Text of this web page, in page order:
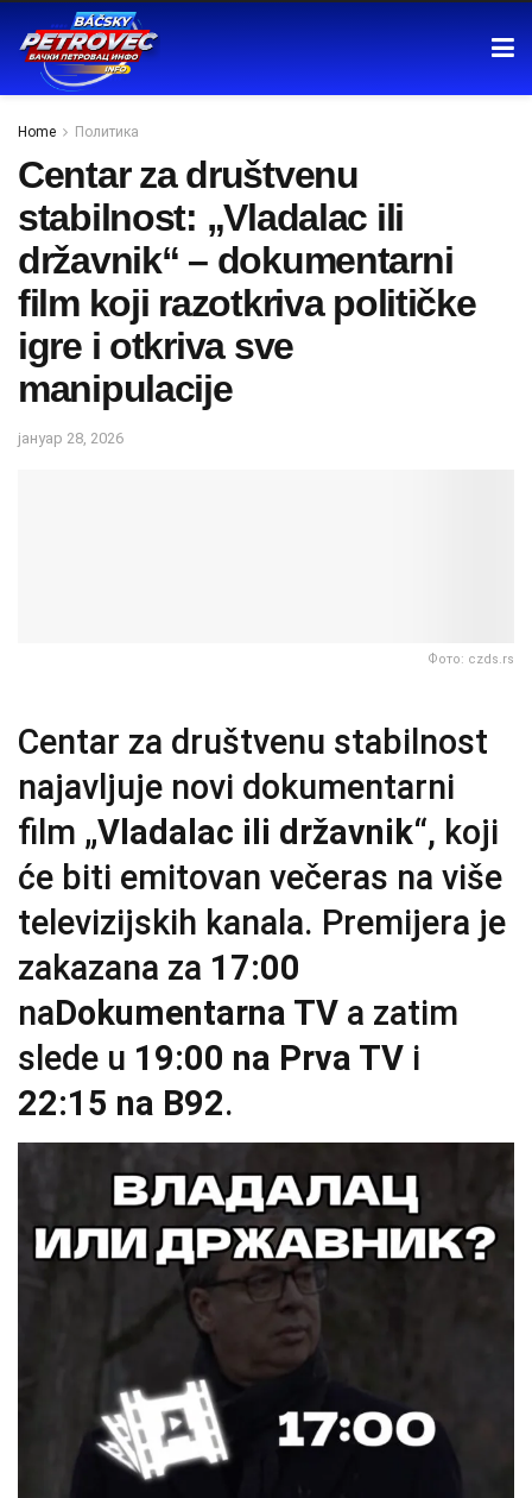
Home Политика
Centar za društvenu
stabilnost: „Vladalac ili
državnik“ – dokumentarni
film koji razotkriva političke
igre i otkriva sve
manipulacije
јануар 28, 2026
Фото: czds.rs
Centar za društvenu stabilnost
najavljuje novi dokumentarni
film „Vladalac ili državnik“, koji
će biti emitovan večeras na više
televizijskih kanala. Premijera je
zakazana za 17:00
naDokumentarna TV a zatim
slede u 19:00 na Prva TV i
22:15 na B92.